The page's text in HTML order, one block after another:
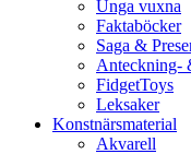
Unga vuxna
Faktaböcker
Saga &
Anteckning-
FidgetToys
Leksaker
Konstnärsmaterial
Akvarell